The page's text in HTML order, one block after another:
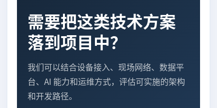
需要把这类技术方案
落到项目中？
我们可以结合设备接入、现场网络、数据平
台、AI 能力和运维方式，评估可实施的架构
和开发路径。